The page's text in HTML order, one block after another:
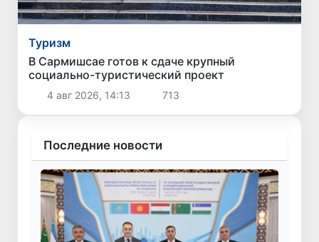
Туризм
В Сармишсае готов к сдаче крупный
социально-туристический проект
4 авг 2026, 14:13 713
Последние новости